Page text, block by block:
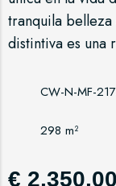
tranquila
distintiva es una
CW-N-MF-
298 m²
€